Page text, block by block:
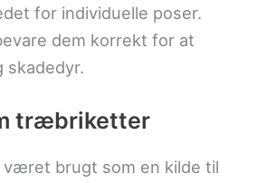
for individuelle poser.
dem korrekt for at
skadedyr.
træbriketter
brugt som en kilde til